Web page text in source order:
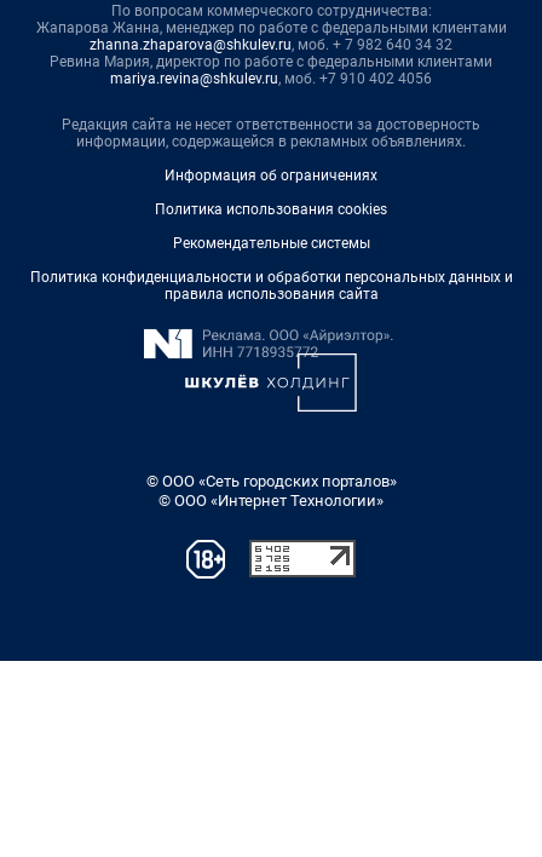
По вопросам коммерческого сотрудничества:
Жапарова Жанна, менеджер по работе с федеральными клиентами
zhanna.zhaparova@shkulev.ru, моб. + 7 982 640 34 32
Ревина Мария, директор по работе с федеральными клиентами
mariya.revina@shkulev.ru, моб. +7 910 402 4056
Редакция сайта не несет ответственности за достоверность
информации, содержащейся в рекламных объявлениях.
Информация об ограничениях
Политика использования cookies
Рекомендательные системы
Политика конфиденциальности и обработки персональных данных и
правила использования сайта
© ООО «Сеть городских порталов»
© ООО «Интернет Технологии»